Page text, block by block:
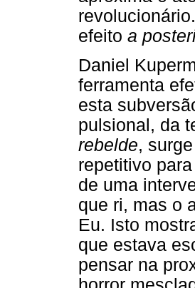
efeito a
Daniel
ferramenta
esta
pulsional, da
rebelde,
repetitivo
de uma
que ri, mas o
Eu. Isto
que estava
pensar na